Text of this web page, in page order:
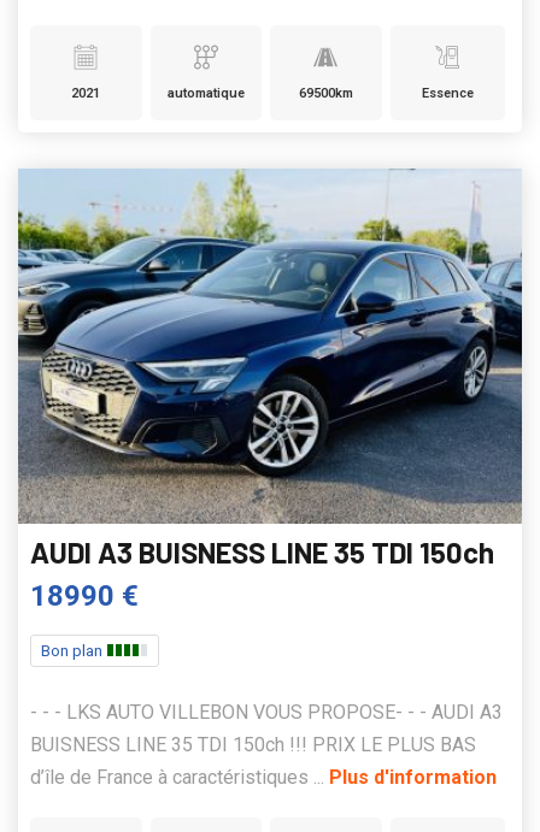
2021 automatique 69500km Essence
AUDI A3 BUISNESS LINE 35 TDI 150ch
18990 €
Bon plan
- - - LKS AUTO VILLEBON VOUS PROPOSE- - - AUDI A3
BUISNESS LINE 35 TDI 150ch !!! PRIX LE PLUS BAS
d’île de France à caractéristiques ... Plus d'information